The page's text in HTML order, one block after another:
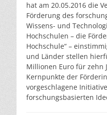
hat am 20.05.2016 die
Förderung des
Wissens- und
Hochschulen – die
Hochschule“ –
und Länder stellen
Millionen Euro für zehn
Kernpunkte der
vorgeschlagene
forschungsbasierten